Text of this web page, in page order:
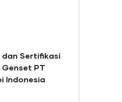
dan Sertifikasi
PT
Indonesia